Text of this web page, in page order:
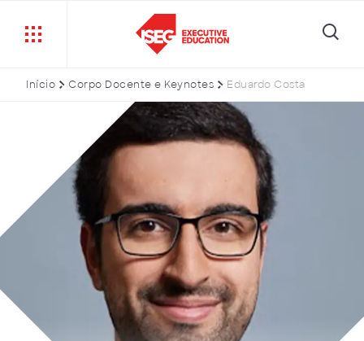
Início Corpo Docente e Keynotes Eduardo Costa